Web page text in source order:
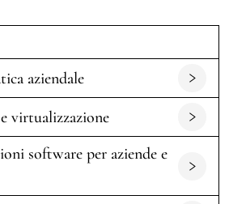
aziendale
virtualizzazione
software per aziende e